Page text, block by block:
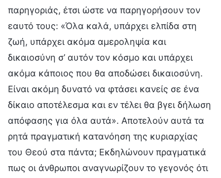
παρηγοριάς, έτσι ώστε να παρηγορήσουν τον
εαυτό τους: «Όλα καλά, υπάρχει ελπίδα στη
ζωή, υπάρχει ακόμα αμεροληψία και
δικαιοσύνη σ’ αυτόν τον κόσμο και υπάρχει
ακόμα κάποιος που θα αποδώσει δικαιοσύνη.
Είναι ακόμη δυνατό να φτάσει κανείς σε ένα
δίκαιο αποτέλεσμα και εν τέλει θα βγει δήλωση
απόφασης για όλα αυτά». Αποτελούν αυτά τα
ρητά πραγματική κατανόηση της κυριαρχίας
του Θεού στα πάντα; Εκδηλώνουν πραγματικά
πως οι άνθρωποι αναγνωρίζουν το γεγονός ότι